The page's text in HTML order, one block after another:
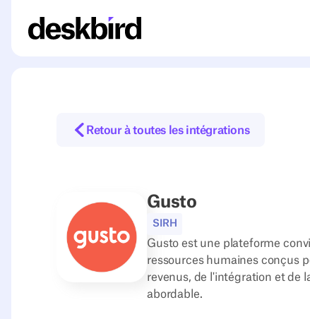
Retour à toutes les intégrations
Gusto
SIRH
Gusto est une plateforme
ressources humaines conçus
revenus, de l'intégration et de
abordable.